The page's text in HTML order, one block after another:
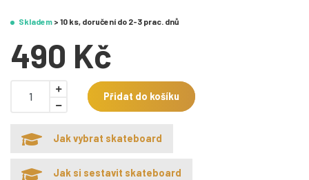
Skladem > 10 ks, doručení do 2-3 prac. dnů
490 Kč
Přidat do košíku
Jak vybrat skateboard
Jak si sestavit skateboard